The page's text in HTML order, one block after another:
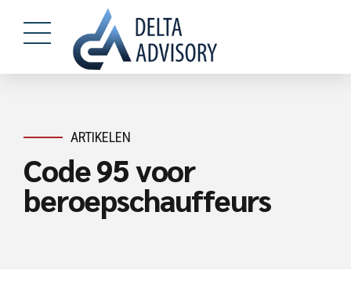
ARTIKELEN
Code 95 voor
beroepschauffeurs